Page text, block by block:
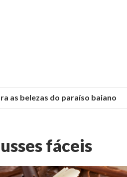
as belezas do paraíso baiano
fáceis